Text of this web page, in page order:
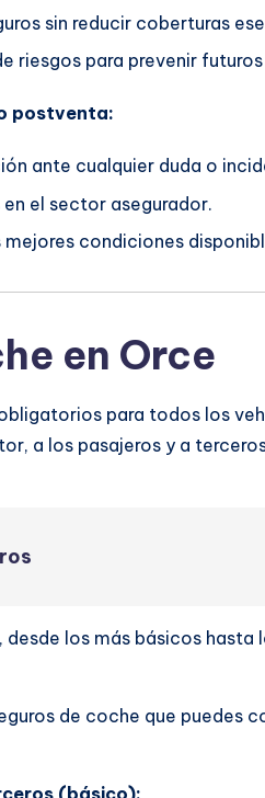
sin reducir coberturas
riesgos para prevenir
postventa:
ante cualquier duda o
el sector asegurador.
condiciones
en Orce
para todos los
a los pasajeros y a
los más básicos
de coche que puedes